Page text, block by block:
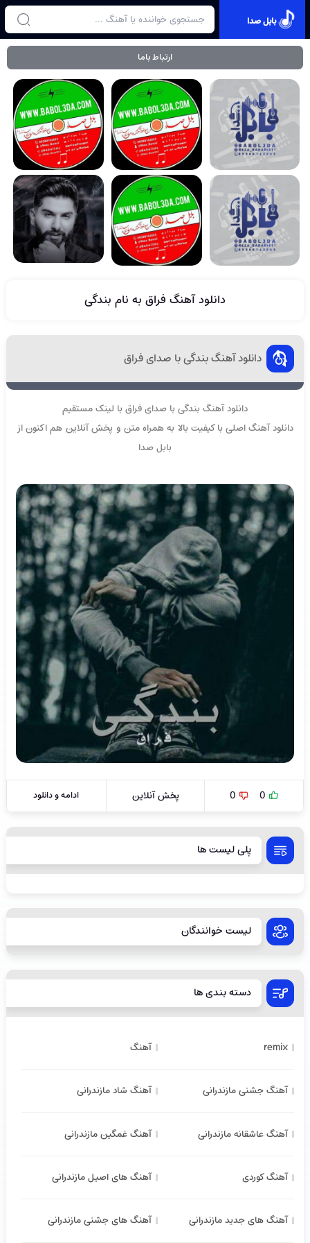
بابل صدا
ارتباط باما
دانلود آهنگ فراق به نام بندگی
دانلود آهنگ بندگی با صدای فراق
دانلود آهنگ بندگی با صدای فراق با لینک مستقیم
دانلود آهنگ اصلی با کیفیت بالا به همراه متن و پخش آنلاین هم اکنون از
بابل صدا
0
0 پخش آنلاین ادامه و دانلود
پلی لیست ها
لیست خوانندگان
دسته بندی ها
remix آهنگ
آهنگ جشنی مازندرانی آهنگ شاد مازندرانی
آهنگ عاشقانه مازندرانی آهنگ غمگین مازندرانی
آهنگ کوردی آهنگ های اصیل مازندرانی
آهنگ های جدید مازندرانی آهنگ های جشنی مازندرانی